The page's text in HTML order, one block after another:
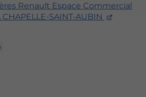
Renault Espace Commercial
CHAPELLE-SAINT-AUBIN